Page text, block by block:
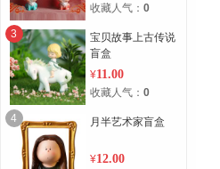
收藏人气： 0
3
宝贝故事上古传说
盲盒
¥11.00
收藏人气： 0
4 月半艺术家盲盒
¥12.00